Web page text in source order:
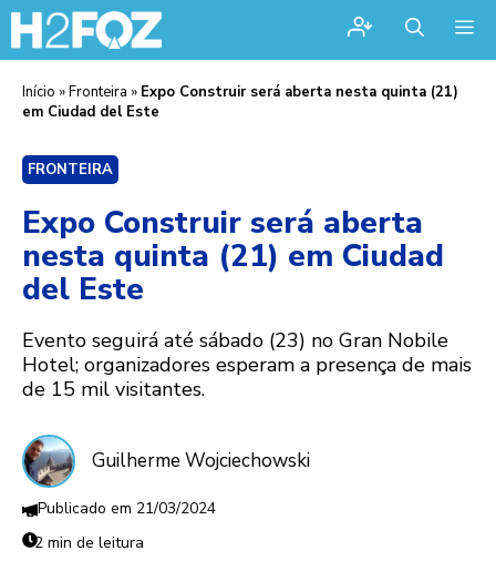
Início »Fronteira » Expo Construir será aberta nesta quinta (21)
em Ciudad del Este
FRONTEIRA
Expo Construir será aberta
nesta quinta (21) em Ciudad
del Este
Evento seguirá até sábado (23) no Gran Nobile
Hotel; organizadores esperam a presença de mais
de 15 mil visitantes.
Guilherme Wojciechowski
21/03/2024
2 min de leitura